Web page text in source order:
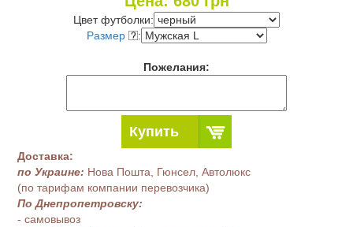
Цвет футболки:
Размер
:
Пожелания:
Купить
Доставка:
по Украине: Нова Пошта, Гюнсел, Автолюкс
(по тарифам компании перевозчика)
По Днепропетровску:
- самовывоз